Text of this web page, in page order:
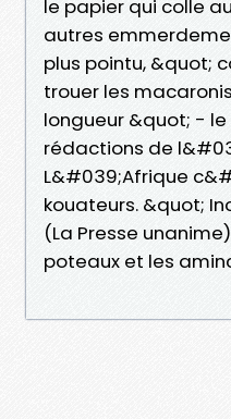
le papier qui colle
autres
plus pointu, &quot;
trouer les
longueur &quot; -
rédactions de
L&#039;Afrique
kouateurs. &quot;
(La Presse
poteaux et les